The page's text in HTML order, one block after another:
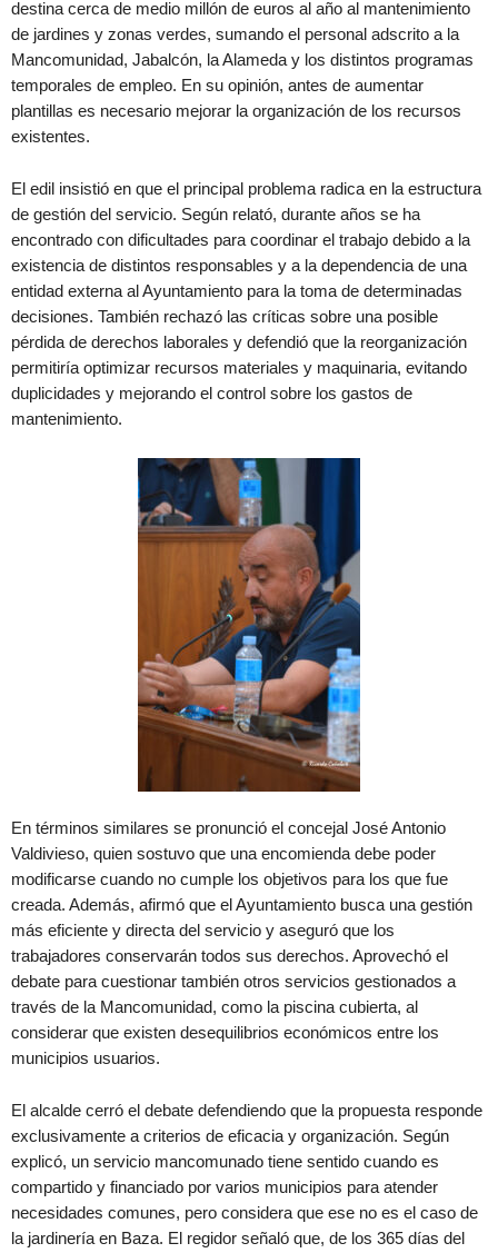
destina cerca de medio millón de euros al año al mantenimiento
de jardines y zonas verdes, sumando el personal adscrito a la
Mancomunidad, Jabalcón, la Alameda y los distintos programas
temporales de empleo. En su opinión, antes de aumentar
plantillas es necesario mejorar la organización de los recursos
existentes.
El edil insistió en que el principal problema radica en la estructura
de gestión del servicio. Según relató, durante años se ha
encontrado con dificultades para coordinar el trabajo debido a la
existencia de distintos responsables y a la dependencia de una
entidad externa al Ayuntamiento para la toma de determinadas
decisiones. También rechazó las críticas sobre una posible
pérdida de derechos laborales y defendió que la reorganización
permitiría optimizar recursos materiales y maquinaria, evitando
duplicidades y mejorando el control sobre los gastos de
mantenimiento.
En términos similares se pronunció el concejal José Antonio
Valdivieso, quien sostuvo que una encomienda debe poder
modificarse cuando no cumple los objetivos para los que fue
creada. Además, afirmó que el Ayuntamiento busca una gestión
más eficiente y directa del servicio y aseguró que los
trabajadores conservarán todos sus derechos. Aprovechó el
debate para cuestionar también otros servicios gestionados a
través de la Mancomunidad, como la piscina cubierta, al
considerar que existen desequilibrios económicos entre los
municipios usuarios.
El alcalde cerró el debate defendiendo que la propuesta responde
exclusivamente a criterios de eficacia y organización. Según
explicó, un servicio mancomunado tiene sentido cuando es
compartido y financiado por varios municipios para atender
necesidades comunes, pero considera que ese no es el caso de
la jardinería en Baza. El regidor señaló que, de los 365 días del